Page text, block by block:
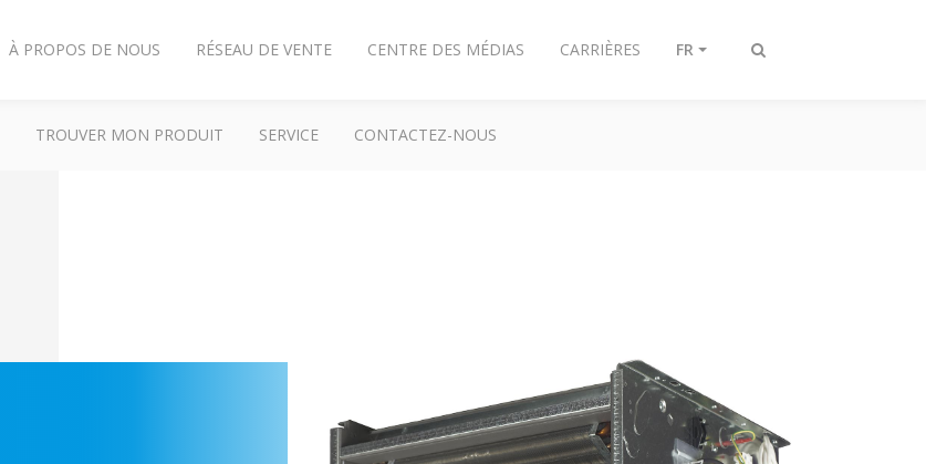
Afficher/masquer
À PROPOS DE NOUS RÉSEAU DE VENTE CENTRE DES MÉDIAS CARRIÈRES FR
TROUVER MON PRODUIT SERVICE CONTACTEZ-NOUS